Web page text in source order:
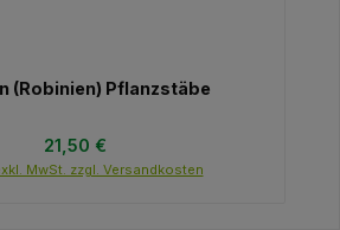
(Robinien) Pflanzstäbe
Regulärer Preis:
21,50 €
MwSt. zzgl. Versandkosten